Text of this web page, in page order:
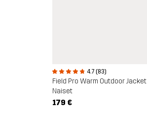
4.7 (83)
Field Pro Warm Outdoor Jacket
Naiset
179 €